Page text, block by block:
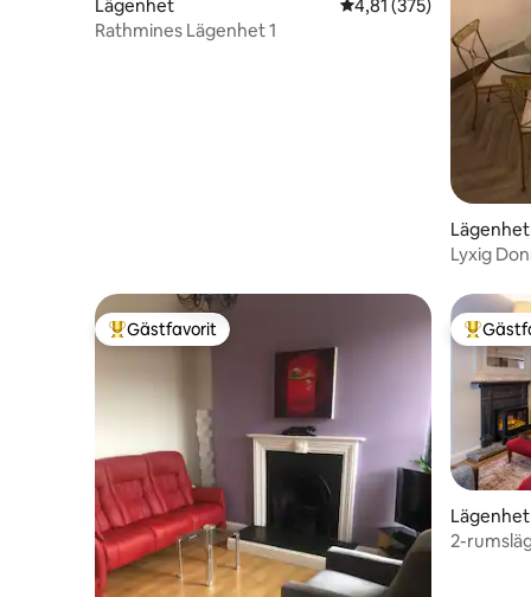
Lägenhet 4,81 av 5 i
4,81 (375)
Rathmines Lägenhet 1
Lägenhet
Lyxig
Populär gästfavorit
Gästfavorit Populär
2-